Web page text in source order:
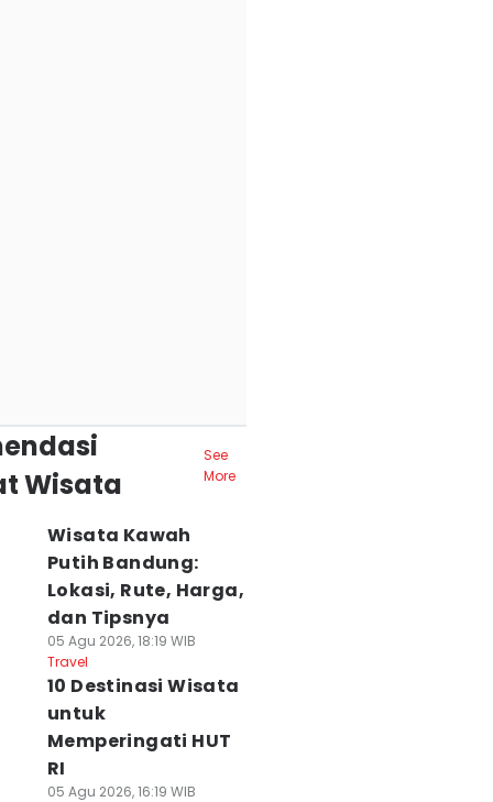
Wisata
See
More
Wisata Kawah
Putih Bandung:
Lokasi, Rute, Harga,
dan Tipsnya
05 Agu 2026, 18:19 WIB
Travel
10 Destinasi Wisata
untuk
Memperingati HUT
RI
05 Agu 2026, 16:19 WIB